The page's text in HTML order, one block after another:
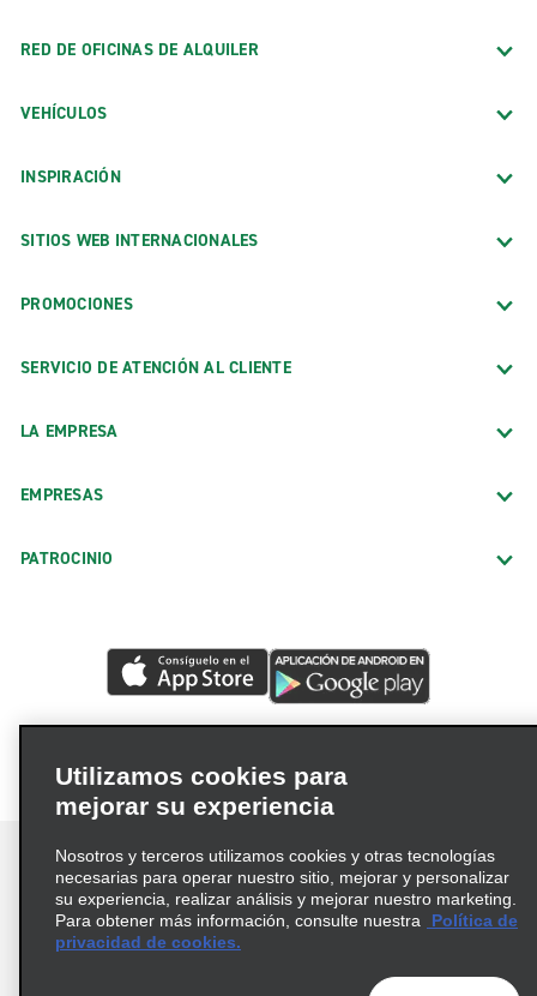
RED DE OFICINAS DE ALQUILER
VEHÍCULOS
INSPIRACIÓN
SITIOS WEB INTERNACIONALES
PROMOCIONES
SERVICIO DE ATENCIÓN AL CLIENTE
LA EMPRESA
EMPRESAS
PATROCINIO
Términos de uso
Política de privacidad
Utilizamos cookies para
mejorar su experiencia
Nosotros y terceros utilizamos cookies y otras tecnologías
necesarias para operar nuestro sitio, mejorar y personalizar
su experiencia, realizar análisis y mejorar nuestro marketing.
Para obtener más información, consulte nuestra
Política de
privacidad de cookies.